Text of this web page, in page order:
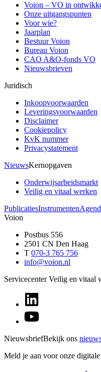
Voion – VO in
Onze uitgangspunten
Voor wie?
Jaarplan
Bestuur Voion
Bureau Voion
CAO A&O-fonds VO
Nieuwsbrieven
Juridisch
Inkoopvoorwaarden
Leveringsvoorwaarden
Disclaimer
Cookiepolicy
KvK nummer
Privacystatement
NieuwsKernopgaven
Onderwijsarbeidsmarkt
Veilig en vitaal werken
PublicatiesInstrumenten
Voion
Postbus 556
2501 CN Den Haag
T 070-3 765 756
info@voion.nl
Servicecenter Veilig en vitaal
NieuwsbriefBekijk ons
Meld je aan voor onze